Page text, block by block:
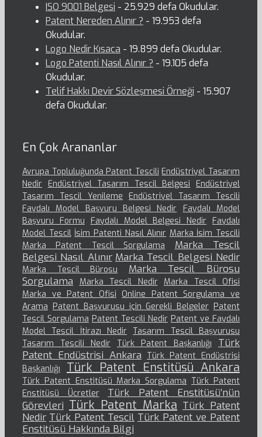
ISO 9001 Belgesi - 25.929 defa Okudular.
Patent Nereden Alınır ? - 19.953 defa
Okudular.
Logo Nedir Kısaca - 19.899 defa Okudular.
Logo Patenti Nasıl Alınır ? - 19.105 defa
Okudular.
Telif Hakkı Devir Sözleşmesi Örneği - 15.907
defa Okudular.
En Çok Arananlar
Avrupa Topluluğunda Patent Tescili Endüstriyel Tasarım
Nedir Endüstriyel Tasarım Tescil Belgesi
Endüstriyel
Tasarım Tescil Yenileme
Endüstriyel Tasarım Tescili
Faydalı Model Başvuru Belgesi Nedir
Faydalı Model
Başvuru Formu
Faydalı Model Belgesi Nedir Faydalı
Model Tescil İsim Patenti Nasıl Alınır Marka İsim Tescili
Marka Patent Tescil Sorgulama
Marka Tescil
Belgesi Nasıl Alınır Marka Tescil Belgesi Nedir
Marka Tescil Bürosu
Marka Tescil Bürosu
Sorgulama
Marka Tescil Nedir Marka Tescil Ofisi
Marka ve Patent Ofisi Online Patent Sorgulama ve
Arama Patent Başvurusu için Gerekli Belgeler Patent
Tescil Sorgulama Patent Tescili Nedir Patent ve Faydalı
Model Tescil İtirazı Nedir Tasarım Tescil Başvurusu
Tasarım Tescili Nedir
Türk Patent Başkanlığı
Türk
Patent Endüstrisi Ankara Türk Patent Endüstrisi
Başkanlığı
Türk Patent Enstitüsü Ankara
Türk Patent Enstitüsü Marka Sorgulama Türk Patent
Enstitüsü Ücretler
Türk Patent Enstitüsü’nün
Görevleri Türk Patent Marka Türk Patent
Nedir Türk Patent Tescil Türk Patent ve Patent
Enstitüsü Hakkında Bilgi